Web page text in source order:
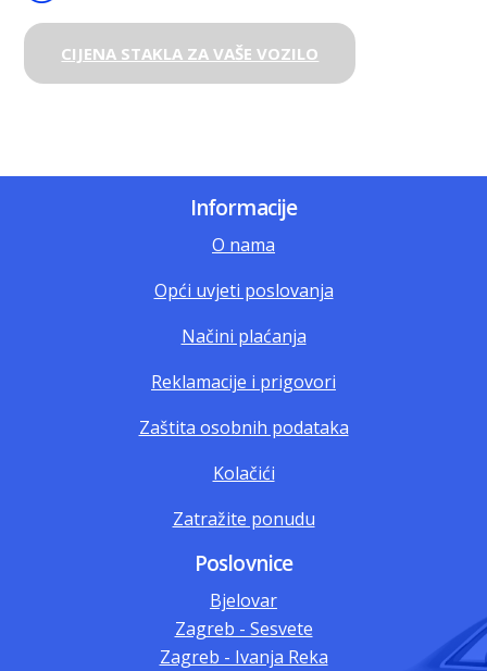
CIJENA STAKLA ZA VAŠE VOZILO
Informacije
O nama
Opći uvjeti poslovanja
Načini plaćanja
Reklamacije i prigovori
Zaštita osobnih podataka
Kolačići
Zatražite ponudu
Poslovnice
Bjelovar
Zagreb - Sesvete
Zagreb - Ivanja Reka